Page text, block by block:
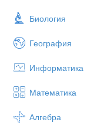
Биология
География
Информатика
Математика
Алгебра